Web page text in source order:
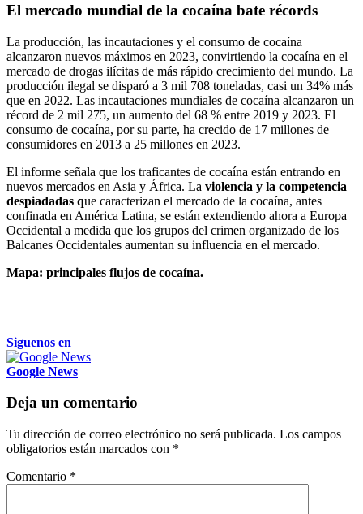
El mercado mundial de la cocaína bate récords
La producción, las incautaciones y el consumo de cocaína
alcanzaron nuevos máximos en 2023, convirtiendo la cocaína en el
mercado de drogas ilícitas de más rápido crecimiento del mundo. La
producción ilegal se disparó a 3 mil 708 toneladas, casi un 34% más
que en 2022. Las incautaciones mundiales de cocaína alcanzaron un
récord de 2 mil 275, un aumento del 68 % entre 2019 y 2023. El
consumo de cocaína, por su parte, ha crecido de 17 millones de
consumidores en 2013 a 25 millones en 2023.
El informe señala que los traficantes de cocaína están entrando en
nuevos mercados en Asia y África. La violencia y la competencia
despiadadas que caracterizan el mercado de la cocaína, antes
confinada en América Latina, se están extendiendo ahora a Europa
Occidental a medida que los grupos del crimen organizado de los
Balcanes Occidentales aumentan su influencia en el mercado.
Mapa: principales flujos de cocaína.
Siguenos en
Google News
Deja un comentario
Tu dirección de correo electrónico no será publicada. Los campos
obligatorios están marcados con *
Comentario *